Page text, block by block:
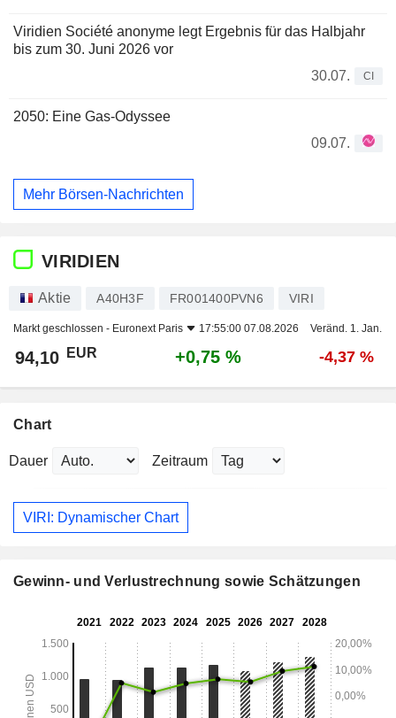
Viridien Société anonyme legt Ergebnis für das Halbjahr
bis zum 30. Juni 2026 vor
30.07.
CI
2050: Eine Gas-Odyssee
09.07.
Mehr Börsen-Nachrichten
VIRIDIEN
Aktie A40H3F FR001400PVN6 VIRI
Markt geschlossen - Euronext Paris 17:55:00 07.08.2026 Veränd. 1. Jan.
94,10 EUR +0,75 % -4,37 %
Chart
Dauer Zeitraum
VIRI: Dynamischer Chart
Gewinn- und Verlustrechnung sowie Schätzungen